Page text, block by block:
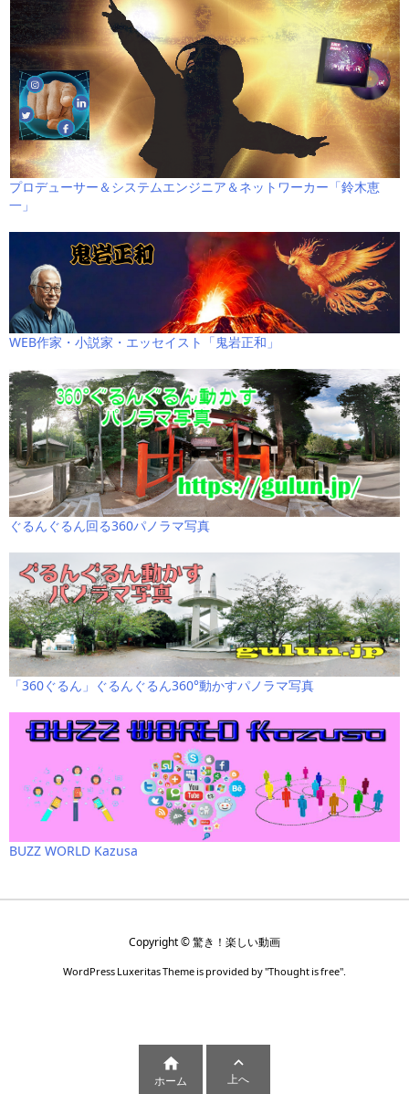
プロデューサー＆システムエンジニア＆ネットワーカー「鈴木恵
一」
WEB作家・小説家・エッセイスト「鬼岩正和」
ぐるんぐるん回る360パノラマ写真
「360ぐるん」ぐるんぐるん360°動かすパノラマ写真
BUZZ WORLD Kazusa
Copyright ©驚き！楽しい動画
WordPress Luxeritas Theme is provided by "Thought is free".

ホーム

上へ